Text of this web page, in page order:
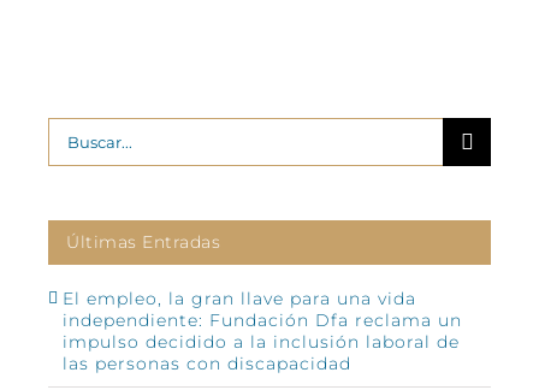
Buscar:
Últimas Entradas
El empleo, la gran llave para una vida
independiente: Fundación Dfa reclama un
impulso decidido a la inclusión laboral de
las personas con discapacidad